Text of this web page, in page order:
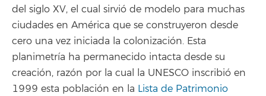
del siglo XV, el cual sirvió de modelo para muchas
ciudades en América que se construyeron desde
cero una vez iniciada la colonización. Esta
planimetría ha permanecido intacta desde su
creación, razón por la cual la UNESCO inscribió en
1999 esta población en la Lista de Patrimonio